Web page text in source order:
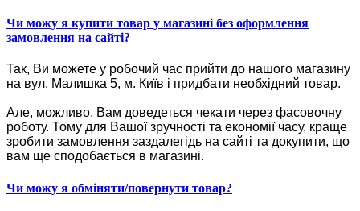
Чи можу я купити товар у магазині без оформлення
замовлення на сайті?
Так, Ви можете у робочий час прийти до нашого магазину
на вул. Малишка 5, м. Київ і придбати необхідний товар.
Але, можливо, Вам доведеться чекати через фасовочну
роботу. Тому для Вашої зручності та економії часу, краще
зробити замовлення заздалегідь на сайті та докупити, що
вам ще сподобається в магазині.
Чи можу я обміняти/повернути товар?